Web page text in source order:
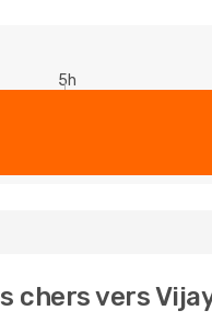
5h
chers vers